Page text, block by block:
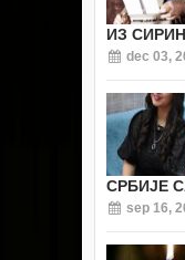
ИЗ
dec 03,
СРБИЈЕ
sep 16,